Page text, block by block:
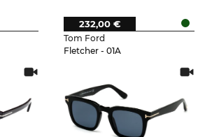
Tom Ford
Fletcher - 01A
232,00 €